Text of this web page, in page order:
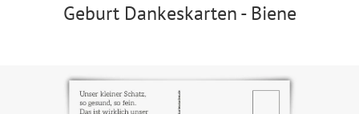
Geburt Dankeskarten - Biene